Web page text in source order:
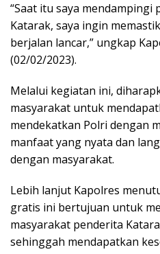
“Saat itu saya mendampingi
Katarak, saya ingin
berjalan lancar,” ungkap
(02/02/2023).
Melalui kegiatan ini,
masyarakat untuk
mendekatkan Polri dengan
manfaat yang nyata dan
dengan masyarakat.
Lebih lanjut Kapolres
gratis ini bertujuan untuk
masyarakat penderita
sehinggah mendapatkan